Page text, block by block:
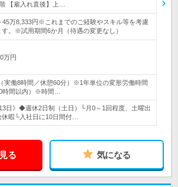
【雇入れ直後】上…
45万8,333円※これまでのご経験やスキル等を考慮
す。※試用期間6か月（待遇の変更なし）
万円
実働8時間／休憩60分）※1年単位の変形労働時間
時間以内）※時間…
日》◆週休2日制（土日）└月0～1回程度、土曜出
暇└入社日に10日間付…
る 気になる